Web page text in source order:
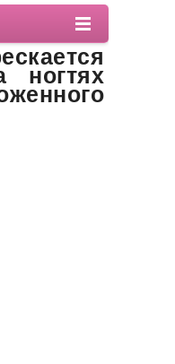
ногтях